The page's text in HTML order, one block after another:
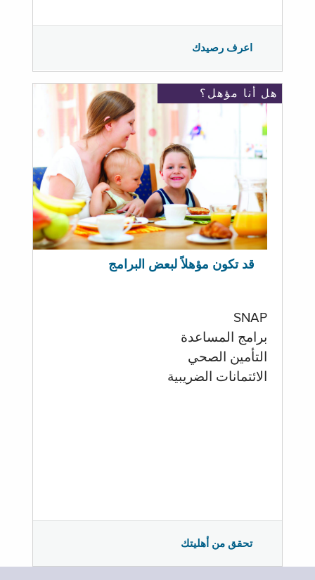
اعرف رصيدك
هل أنا مؤهل؟
قد تكون مؤهلاً لبعض البرامج
SNAP
برامج المساعدة
التأمين الصحي
الائتمانات الضريبية
تحقق من أهليتك